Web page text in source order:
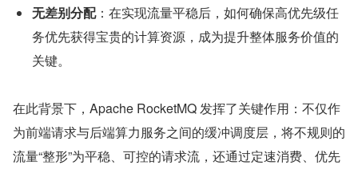
无差别分配：在实现流量平稳后，如何确保高优先级任
务优先获得宝贵的计算资源，成为提升整体服务价值的
关键。
在此背景下，Apache RocketMQ 发挥了关键作用：不仅作
为前端请求与后端算力服务之间的缓冲调度层，将不规则的
流量“整形”为平稳、可控的请求流，还通过定速消费、优先